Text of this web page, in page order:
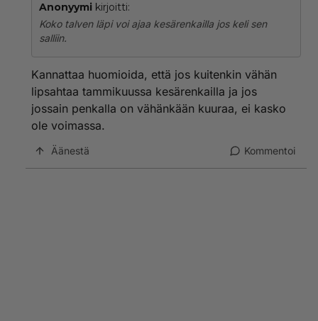
Anonyymi kirjoitti:
Koko talven läpi voi ajaa kesärenkailla jos keli sen
salliin.
Kannattaa huomioida, että jos kuitenkin vähän
lipsahtaa tammikuussa kesärenkailla ja jos
jossain penkalla on vähänkään kuuraa, ei kasko
ole voimassa.
Äänestä Kommentoi